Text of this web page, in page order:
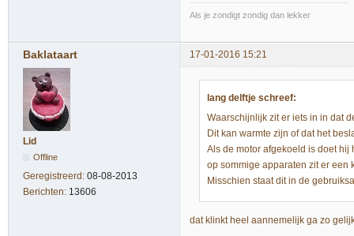
Als je zondigt zondig dan lekker
Baklataart 17-01-2016 15:21
Lid
Offline
Geregistreerd: 08-08-2013
Berichten: 13606
lang delftje schreef:
Waarschijnlijk zit er iets in in dat
Dit kan warmte zijn of dat het
Als de motor afgekoeld is doet hij
op sommige apparaten zit er een
Misschien staat dit in de
dat klinkt heel aannemelijk ga zo